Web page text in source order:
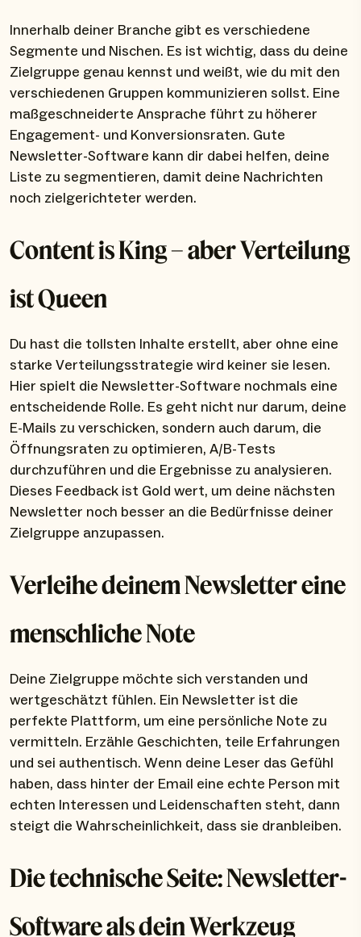
Innerhalb deiner Branche gibt es verschiedene
Segmente und Nischen. Es ist wichtig, dass du deine
Zielgruppe genau kennst und weißt, wie du mit den
verschiedenen Gruppen kommunizieren sollst. Eine
maßgeschneiderte Ansprache führt zu höherer
Engagement- und Konversionsraten. Gute
Newsletter-Software kann dir dabei helfen, deine
Liste zu segmentieren, damit deine Nachrichten
noch zielgerichteter werden.
Content is King – aber Verteilung
ist Queen
Du hast die tollsten Inhalte erstellt, aber ohne eine
starke Verteilungsstrategie wird keiner sie lesen.
Hier spielt die Newsletter-Software nochmals eine
entscheidende Rolle. Es geht nicht nur darum, deine
E-Mails zu verschicken, sondern auch darum, die
Öffnungsraten zu optimieren, A/B-Tests
durchzuführen und die Ergebnisse zu analysieren.
Dieses Feedback ist Gold wert, um deine nächsten
Newsletter noch besser an die Bedürfnisse deiner
Zielgruppe anzupassen.
Verleihe deinem Newsletter eine
menschliche Note
Deine Zielgruppe möchte sich verstanden und
wertgeschätzt fühlen. Ein Newsletter ist die
perfekte Plattform, um eine persönliche Note zu
vermitteln. Erzähle Geschichten, teile Erfahrungen
und sei authentisch. Wenn deine Leser das Gefühl
haben, dass hinter der Email eine echte Person mit
echten Interessen und Leidenschaften steht, dann
steigt die Wahrscheinlichkeit, dass sie dranbleiben.
Die technische Seite: Newsletter-
Software als dein Werkzeug